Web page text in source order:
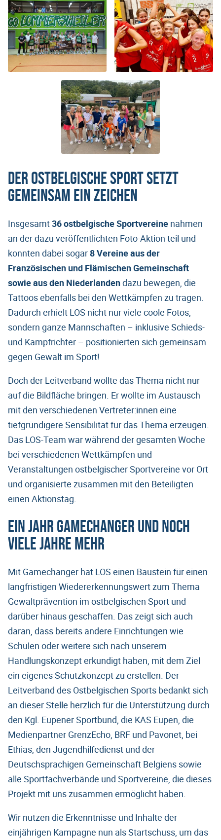
Der ostbelgische Sport setzt
gemeinsam ein Zeichen
Insgesamt36 ostbelgische Sportvereine nahmen
an der dazu veröffentlichten Foto-Aktion teil und
konnten dabei sogar8 Vereine aus der
Französischen und Flämischen Gemeinschaft
sowie aus den Niederlandendazu bewegen, die
Tattoos ebenfalls bei den Wettkämpfen zu tragen.
Dadurch erhielt LOS nicht nur viele coole Fotos,
sondern ganze Mannschaften – inklusive Schieds-
und Kampfrichter – positionierten sich gemeinsam
gegen Gewalt im Sport!
Doch der Leitverband wollte das Thema nicht nur
auf die Bildfläche bringen. Er wollte im Austausch
mit den verschiedenen Vertreter:innen eine
tiefgründigere Sensibilität für das Thema erzeugen.
Das LOS-Team war während der gesamten Woche
bei verschiedenen Wettkämpfen und
Veranstaltungen ostbelgischer Sportvereine vor Ort
und organisierte zusammen mit den Beteiligten
einen Aktionstag.
Ein Jahr Gamechanger und noch
viele Jahre mehr
Mit Gamechanger hat LOS einen Baustein für einen
langfristigen Wiedererkennungswert zum Thema
Gewaltprävention im ostbelgischen Sport und
darüber hinaus geschaffen. Das zeigt sich auch
daran, dass bereits andere Einrichtungen wie
Schulen oder weitere sich nach unserem
Handlungskonzept erkundigt haben, mit dem Ziel
ein eigenes Schutzkonzept zu erstellen. Der
Leitverband des Ostbelgischen Sports bedankt sich
an dieser Stelle herzlich für die Unterstützung durch
den Kgl. Eupener Sportbund, die KAS Eupen, die
Medienpartner GrenzEcho, BRF und Pavonet, bei
Ethias, den Jugendhilfedienst und der
Deutschsprachigen Gemeinschaft Belgiens sowie
alle Sportfachverbände und Sportvereine, die dieses
Projekt mit uns zusammen ermöglicht haben.
Wir nutzen die Erkenntnisse und Inhalte der
einjährigen Kampagne nun als Startschuss, um das